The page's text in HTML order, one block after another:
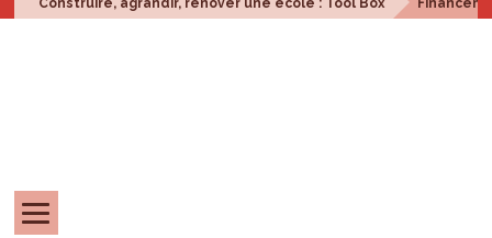
Construire, agrandir, rénover une école : Tool Box